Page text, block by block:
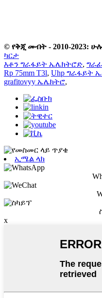
© የቅጂ መብት - 2010-2023:
ካርታ
እቶን ግራፋይት ኤሌክትሮድ,
Rp 75mm T3l, Uhp ግራፋይት
grafitovyy ኤሌክትሮ,
ኢሜል ላክ
x